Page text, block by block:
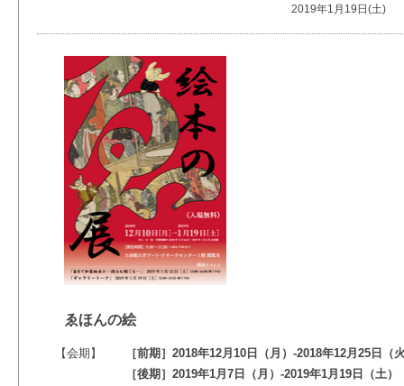
2019年1月19日(土)
ゑほんの絵
【会期】
［前期］2018年12月10日（月）-2018年12月25日（
［後期］2019年1月7日（月）-2019年1月19日（土）